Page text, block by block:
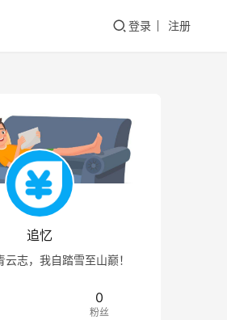
登录 注册
追忆
云志，我自踏雪至山巅！
0
粉丝